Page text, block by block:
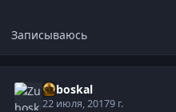
Записываюсь
Zuboskal
22 июля, 20179 г.